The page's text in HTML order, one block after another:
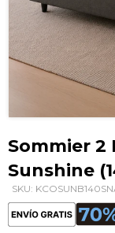
al
comienzo
de
la
galería
de
Sommier 2
Sunshine
SKU: